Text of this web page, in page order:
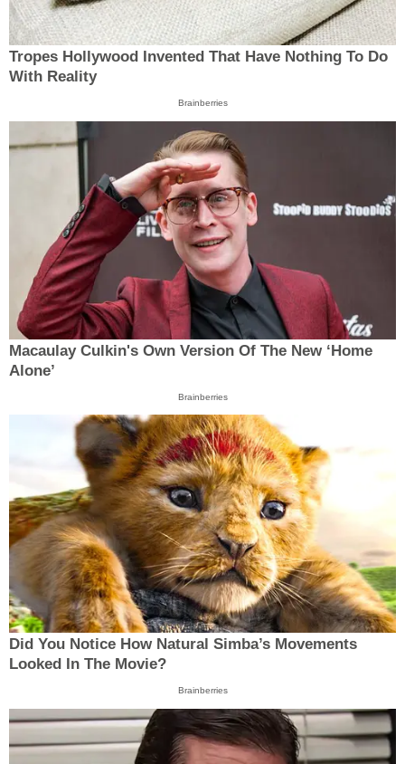
Tropes Hollywood Invented That Have Nothing To Do
With Reality
Brainberries
Macaulay Culkin's Own Version Of The New ‘Home
Alone’
Brainberries
Did You Notice How Natural Simba’s Movements
Looked In The Movie?
Brainberries